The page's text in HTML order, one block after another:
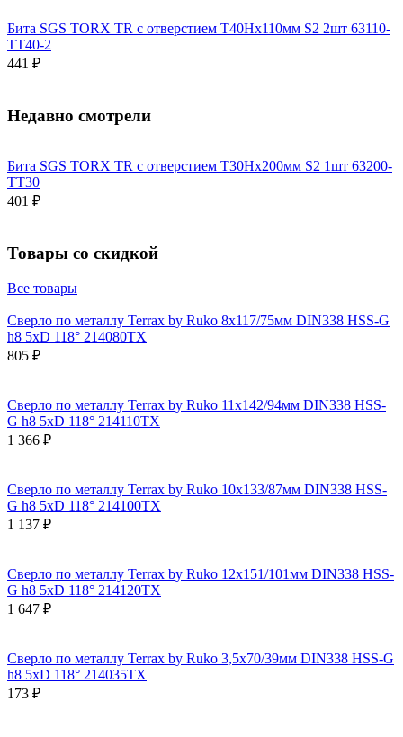
Бита SGS TORX TR с отверстием T40Hх110мм S2 2шт 63110-
TT40-2
441 ₽
Недавно смотрели
Бита SGS TORX TR с отверстием T30Hх200мм S2 1шт 63200-
TT30
401 ₽
Товары со скидкой
Все товары
Сверло по металлу Terrax by Ruko 8x117/75мм DIN338 HSS-G
h8 5xD 118° 214080TX
805 ₽
Сверло по металлу Terrax by Ruko 11x142/94мм DIN338 HSS-
G h8 5xD 118° 214110TX
1 366 ₽
Сверло по металлу Terrax by Ruko 10x133/87мм DIN338 HSS-
G h8 5xD 118° 214100TX
1 137 ₽
Сверло по металлу Terrax by Ruko 12x151/101мм DIN338 HSS-
G h8 5xD 118° 214120TX
1 647 ₽
Сверло по металлу Terrax by Ruko 3,5x70/39мм DIN338 HSS-G
h8 5xD 118° 214035TX
173 ₽